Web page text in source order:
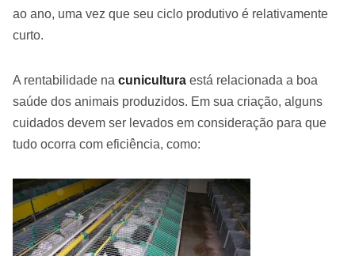
ao ano, uma vez que seu ciclo produtivo é relativamente
curto.
A rentabilidade na cunicultura está relacionada a boa
saúde dos animais produzidos. Em sua criação, alguns
cuidados devem ser levados em consideração para que
tudo ocorra com eficiência, como: